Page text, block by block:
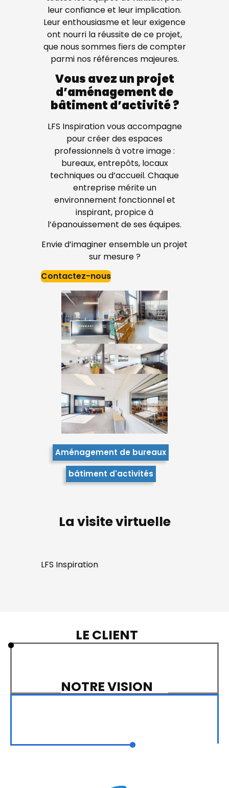
leur confiance et leur implication.
Leur enthousiasme et leur exigence
ont nourri la réussite de ce projet,
que nous sommes fiers de compter
parmi nos références majeures.
Vous avez un projet
d’aménagement de
bâtiment d’activité ?
LFS Inspiration vous accompagne
pour créer des espaces
professionnels à votre image :
bureaux, entrepôts, locaux
techniques ou d’accueil. Chaque
entreprise mérite un
environnement fonctionnel et
inspirant, propice à
l’épanouissement de ses équipes.
Envie d’imaginer ensemble un projet
sur mesure ?
Contactez-nous
Aménagement de bureaux
bâtiment d'activités
La visite virtuelle
LFS Inspiration
LE CLIENT
NOTRE VISION